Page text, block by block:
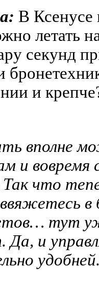
В Ксенусе
летать
секунд
и
вполне
и вовремя
Так что
в
тут
Да, и